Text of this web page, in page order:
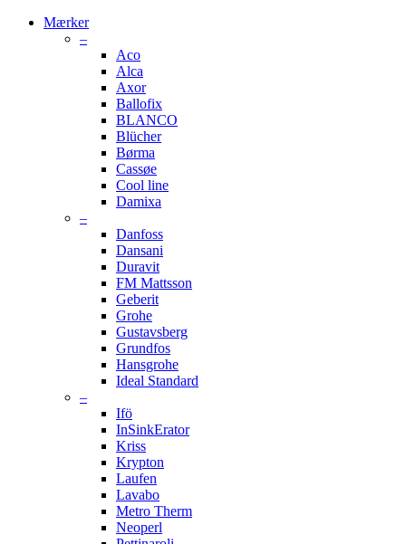
Mærker
–
Aco
Alca
Axor
Ballofix
BLANCO
Blücher
Børma
Cassøe
Cool line
Damixa
–
Danfoss
Dansani
Duravit
FM Mattsson
Geberit
Grohe
Gustavsberg
Grundfos
Hansgrohe
Ideal Standard
–
Ifö
InSinkErator
Kriss
Krypton
Laufen
Lavabo
Metro Therm
Neoperl